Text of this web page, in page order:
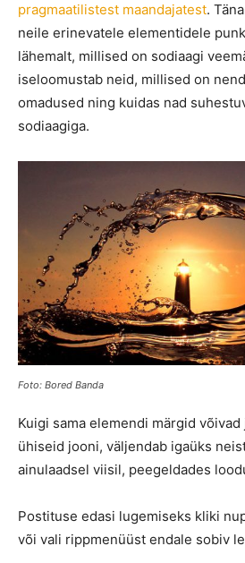
pragmaatilistest maandajatest.
neile erinevatele elementidele
lähemalt, millised on sodiaagi
iseloomustab neid, millised on
omadused ning kuidas nad
sodiaagiga.
Foto: Bored Banda
Kuigi sama elemendi märgid
ühiseid jooni, väljendab igaüks
ainulaadsel viisil, peegeldades
Postituse edasi lugemiseks kliki
või vali rippmenüüst endale sobiv